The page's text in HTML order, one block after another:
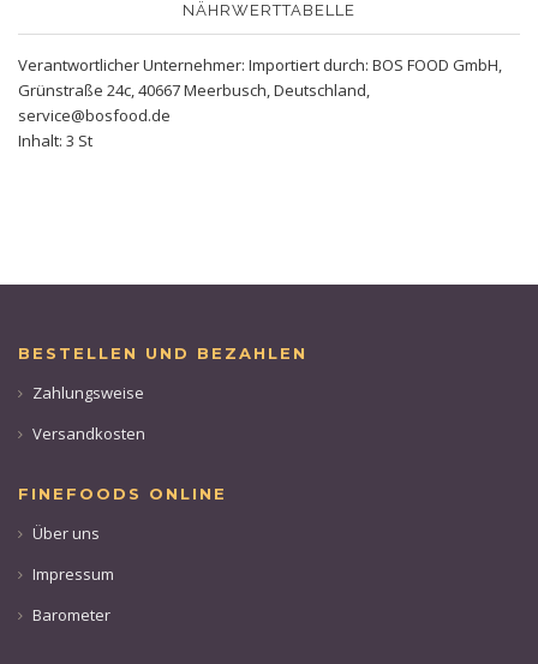
NÄHRWERTTABELLE
Verantwortlicher Unternehmer: Importiert durch: BOS FOOD GmbH,
Grünstraße 24c, 40667 Meerbusch, Deutschland,
service@bosfood.de
Inhalt: 3 St
BESTELLEN UND BEZAHLEN
Zahlungsweise
Versandkosten
FINEFOODS ONLINE
Über uns
Impressum
Barometer